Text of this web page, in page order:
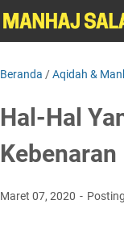
Beranda /Aqidah &
Hal-Hal
Kebenaran
Maret 07, 2020